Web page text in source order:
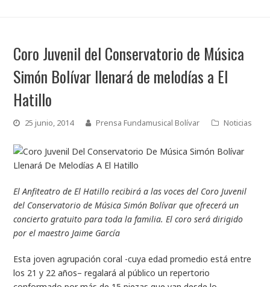
Coro Juvenil del Conservatorio de Música
Simón Bolívar llenará de melodías a El
Hatillo
25 junio, 2014 Prensa Fundamusical Bolívar Noticias
El Anfiteatro de El Hatillo recibirá a las voces del Coro Juvenil
del Conservatorio de Música Simón Bolívar que ofrecerá un
concierto gratuito para toda la familia. El coro será dirigido
por el maestro Jaime García
Esta joven agrupación coral -cuya edad promedio está entre
los 21 y 22 años– regalará al público un repertorio